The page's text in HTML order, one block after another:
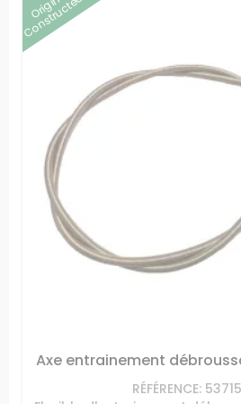
Constructeur
Axe entrainement
RÉFÉRENCE: